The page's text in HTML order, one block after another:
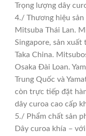
Trọng lượng dây
4./ Thương hiệu sản
Mitsuba Thái Lan.
Singapore, sản xuất
Taka China.
Osaka Đài Loan.
Trung Quốc và
còn trực tiếp đặt
dây curoa cao cấp
5./ Phẩm chất sản
Dây curoa khía –